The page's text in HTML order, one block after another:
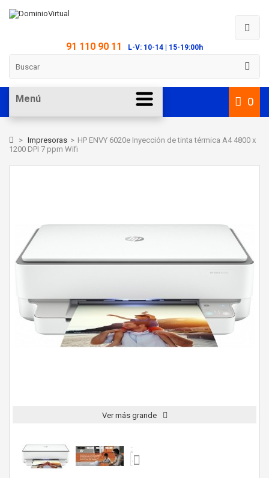
91 110 90 11 L-V: 10-14 | 15-19:00h
0
Menú
> Impresoras > HP ENVY 6020e Inyección de tinta térmica A4 4800 x
1200 DPI 7 ppm Wifi
Ver más grande